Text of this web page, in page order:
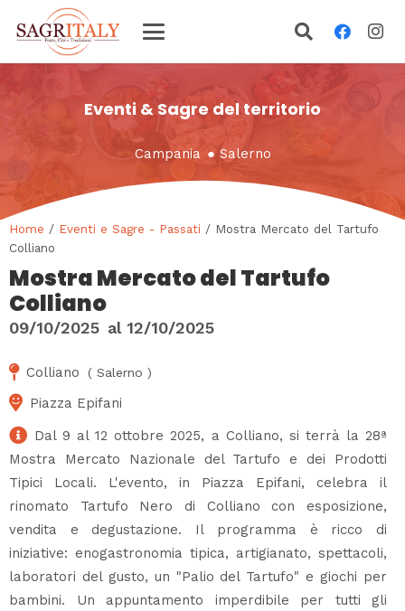
Eventi & Sagre del territorio
Campania ● Salerno
Home / Eventi e Sagre - Passati / Mostra Mercato del Tartufo
Colliano
Mostra Mercato del Tartufo
Colliano
09/10/2025 al 12/10/2025
Colliano ( Salerno )
Piazza Epifani
Dal 9 al 12 ottobre 2025, a Colliano, si terrà la 28ª
Mostra Mercato Nazionale del Tartufo e dei Prodotti
Tipici Locali. L'evento, in Piazza Epifani, celebra il
rinomato Tartufo Nero di Colliano con esposizione,
vendita e degustazione. Il programma è ricco di
iniziative: enogastronomia tipica, artigianato, spettacoli,
laboratori del gusto, un "Palio del Tartufo" e giochi per
bambini. Un appuntamento imperdibile per tutti gli